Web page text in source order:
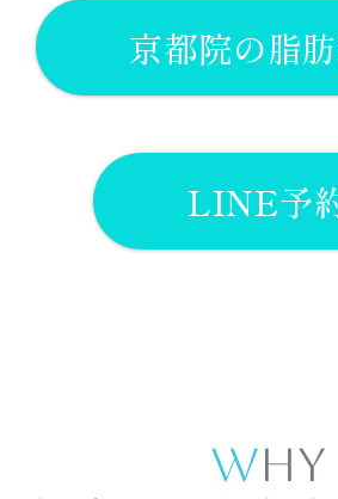
京都院の脂
LINE予
WHY